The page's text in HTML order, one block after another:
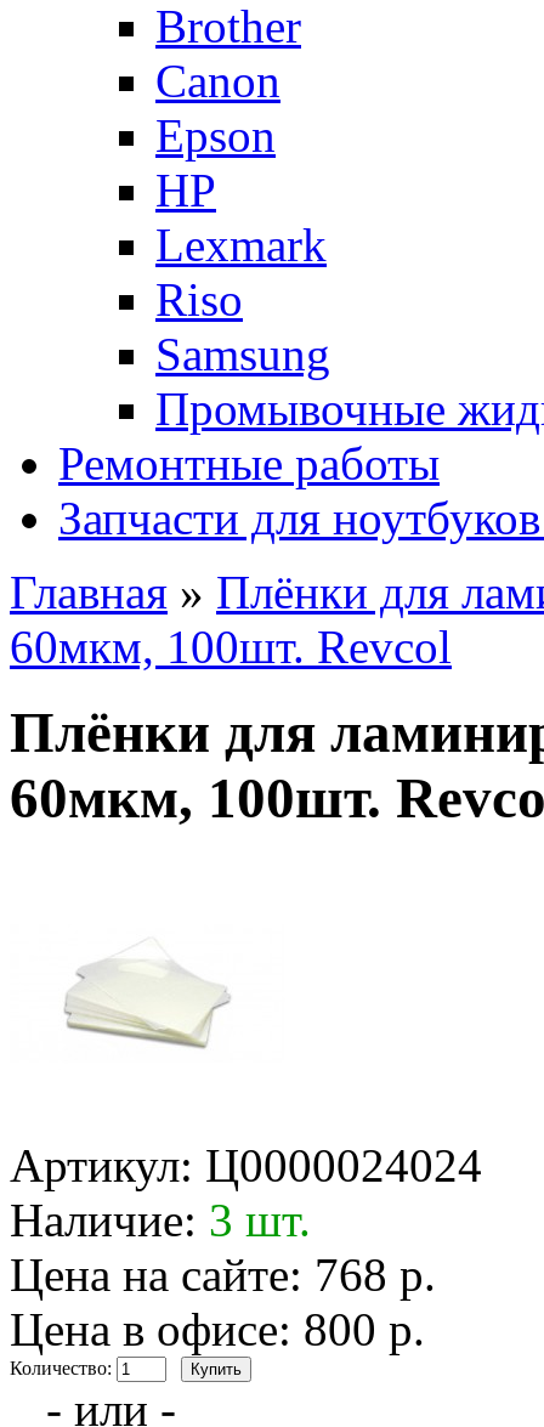
Brother
Canon
Epson
HP
Lexmark
Riso
Samsung
Промывочные
Ремонтные работы
Запчасти для
Главная » Плёнки для
60мкм, 100шт. Revcol
Плёнки для
60мкм, 100шт.
Артикул: Ц0000024024
Наличие: 3 шт.
Цена на сайте: 768 р.
Цена в офисе: 800 р.
Количество:
- или -